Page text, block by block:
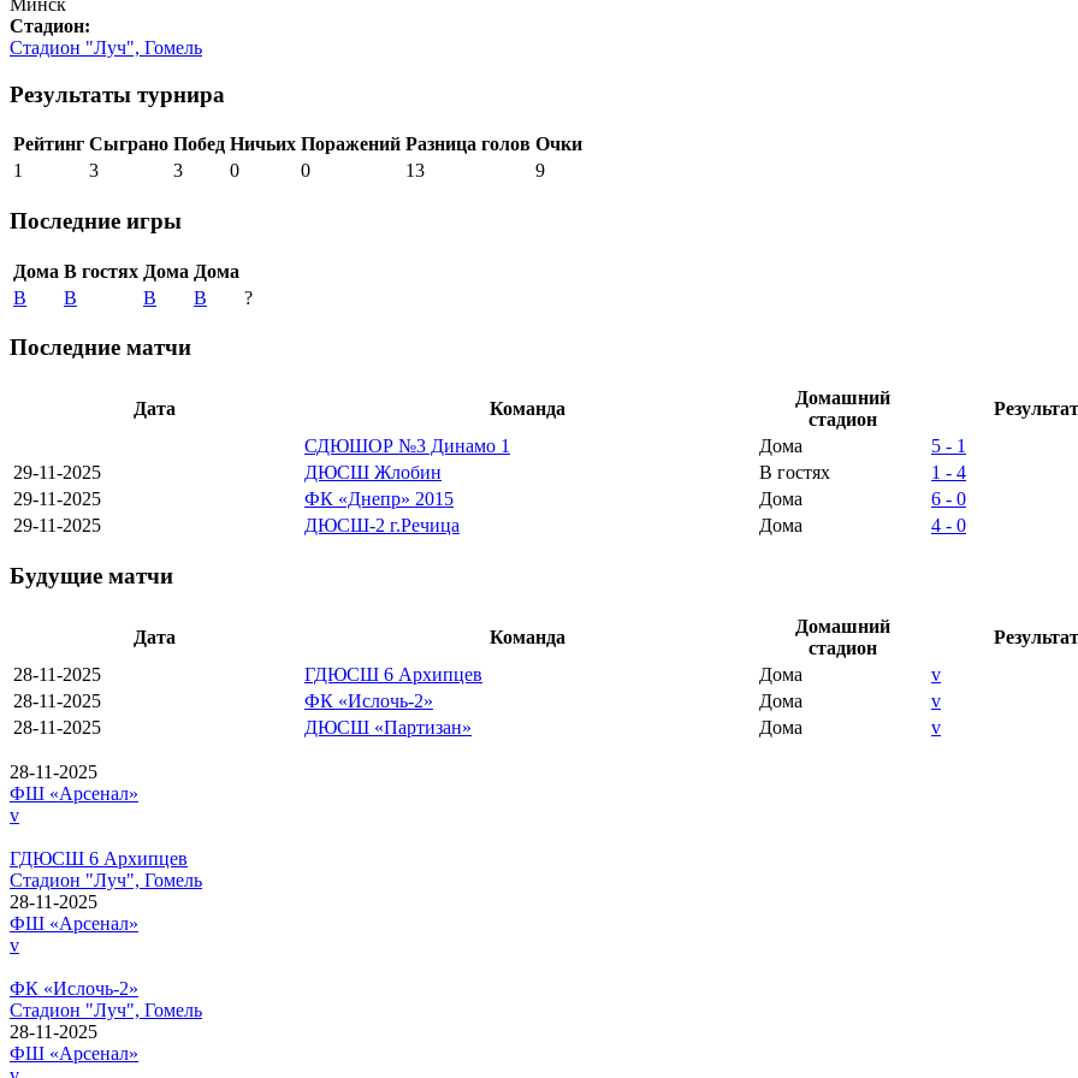
Cтадион:
Стадион "Луч", Гомель
Результаты турнира
Рейтинг Сыграно Побед Ничьих Поражений Разница голов Очки
1
3 3 0 0 13 9
Последние игры
Дома В гостях Дома Дома
В
В В В ?
Последние матчи
Дата Команда
Домашний
стадион
СДЮШОР №3 Динамо 1
Дома
5 - 1
29-11-2025
ДЮСШ Жлобин В гостях
1 - 4
29-11-2025
ФК «Днепр» 2015 Дома
6 - 0
29-11-2025
ДЮСШ-2 г.Речица Дома 4 - 0
Будущие матчи
Дата Команда
Домашний
стадион
28-11-2025
ГДЮСШ 6 Архипцев Дома
v
28-11-2025
ФК «Ислочь-2» Дома
v
28-11-2025
ДЮСШ «Партизан» Дома v
28-11-2025
ФШ «Арсенал»
v
ГДЮСШ 6 Архипцев
Стадион "Луч", Гомель
28-11-2025
ФШ «Арсенал»
v
ФК «Ислочь-2»
Стадион "Луч", Гомель
28-11-2025
ФШ «Арсенал»